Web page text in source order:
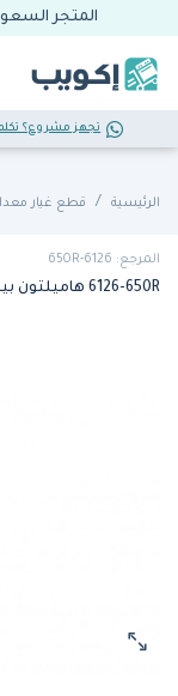
المتجر
تجهز مشروع؟
الرئيسية قطع غيار
المرجع: 6126-650R
6126-650R هاميلتون بيتش